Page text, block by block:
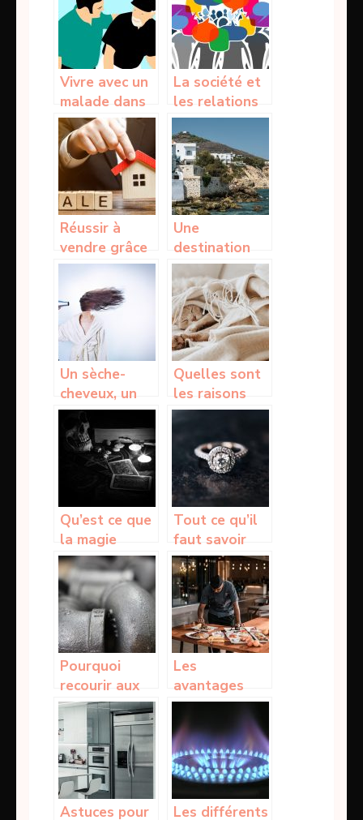
considérée?
Contribution
et paiement
Vivre avec un
malade dans
le déni: que
faire?
La société et
les relations
humaines qui
la font
Réussir à
vendre grâce
à l’estimation
immobilière en
ligne
Une
destination
européenne
au chaud en
février, le bon
plan
Un sèche-
cheveux, un
appareil
indispensable
à la maison
Quelles sont
les raisons
pour
lesquelles
votre chat
vous lèche ?
Qu’est ce que
la magie
noire,
comment
peut-elle agir
?
Tout ce qu’il
faut savoir
sur la
broderie de
diamant
Pourquoi
recourir aux
services d’une
société de
plomberie ?
Les
avantages
d’opter pour
la cuisine
partagée ou
commerciale
Astuces pour
Les différents